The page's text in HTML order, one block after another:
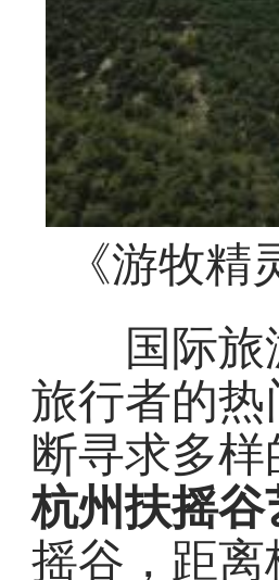
《游牧
国际旅游
旅行者的
断寻求多
杭州扶摇谷
摇谷，距